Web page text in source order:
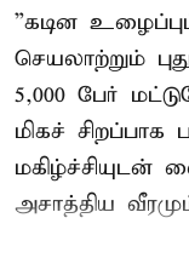
”கடின
செயலாற்றும்
5,000 பேர்
மிகச் சிறப்பாக
அசாத்திய